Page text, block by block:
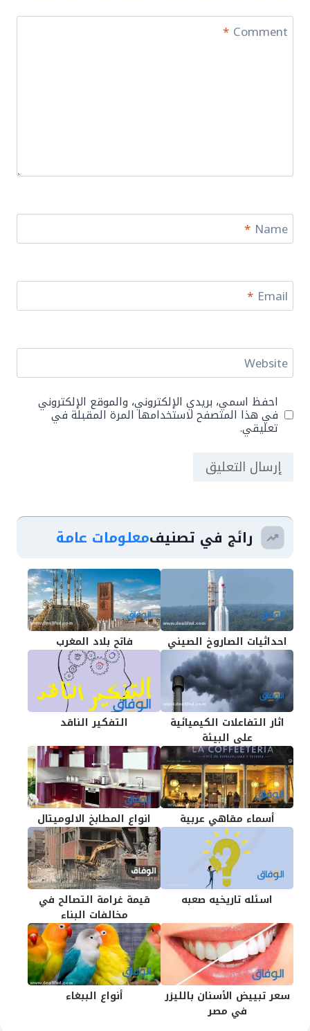
Comment
*
Name
*
Email
*
Website
احفظ اسمي، بريدي الإلكتروني، والموقع الإلكتروني
في هذا المتصفح لاستخدامها المرة المقبلة في
تعليقي.
رائج في تصنيفمعلومات عامة
احداثيات الصاروخ الصيني فاتح بلاد المغرب
اثار التفاعلات الكيميائية
على البيئة
التفكير الناقد
أسماء مقاهي عربية انواع المطابخ الالوميتال
اسئله تاريخيه صعبه
قيمة غرامة التصالح في
مخالفات البناء
سعر تبييض الأسنان بالليزر
في مصر
أنواع الببغاء